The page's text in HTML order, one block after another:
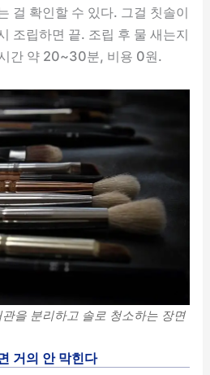
걸 확인할 수 있다. 그걸 칫솔이
조립하면 끝. 조립 후 물 새는지
간 약 20~30분, 비용 0원.
을 분리하고 솔로 청소하는 장면
거의 안 막힌다